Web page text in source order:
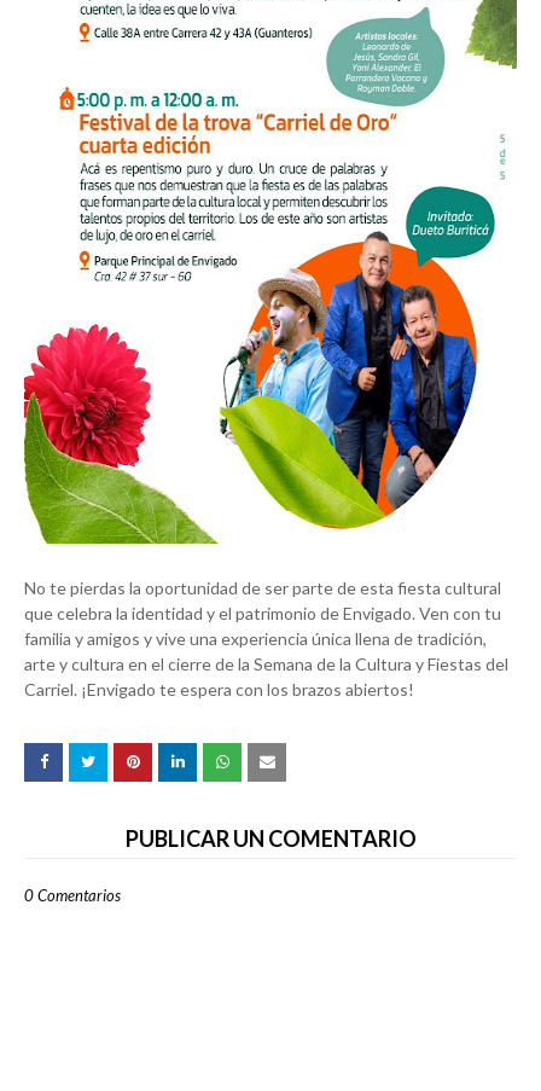
No te pierdas la oportunidad de ser parte de esta fiesta cultural
que celebra la identidad y el patrimonio de Envigado. Ven con tu
familia y amigos y vive una experiencia única llena de tradición,
arte y cultura en el cierre de la Semana de la Cultura y Fiestas del
Carriel. ¡Envigado te espera con los brazos abiertos!
PUBLICAR UN COMENTARIO
0 Comentarios